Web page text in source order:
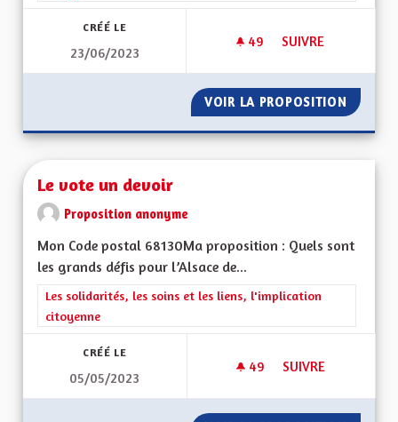
CRÉÉ LE
23/06/2023
49 49 ABONNÉS
SUIVRE
VOIR LA PROPOSITION
Le vote un devoir
Proposition anonyme
Mon Code postal 68130Ma proposition : Quels sont
les grands défis pour l’Alsace de...
Filtrer les résultats de la catégorie : Les solidarités, les soins
Les solidarités, les soins et les liens, l'implication
citoyenne
CRÉÉ LE
05/05/2023
49 49 ABONNÉS
SUIVRE